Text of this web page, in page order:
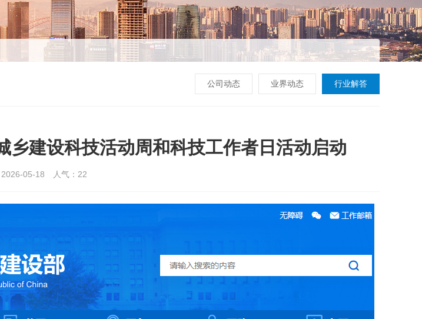
公司动态 业界动态 行业解答
乡建设科技活动周和科技工作者日活动启动
05-18 人气： 22